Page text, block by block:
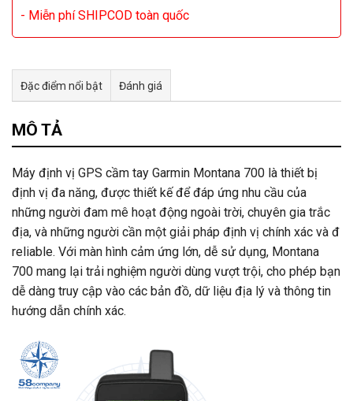
- Miễn phí SHIPCOD toàn quốc
Đặc điểm nổi bật Đánh giá
Tư vấn & bán hàng qua Facebook
MÔ TẢ
Máy định vị GPS cầm tay Garmin Montana 700 là thiết bị
định vị đa năng, được thiết kế để đáp ứng nhu cầu của
những người đam mê hoạt động ngoài trời, chuyên gia trắc
địa, và những người cần một giải pháp định vị chính xác và đ
reliable. Với màn hình cảm ứng lớn, dễ sử dụng, Montana
700 mang lại trải nghiệm người dùng vượt trội, cho phép bạn
dễ dàng truy cập vào các bản đồ, dữ liệu địa lý và thông tin
hướng dẫn chính xác.